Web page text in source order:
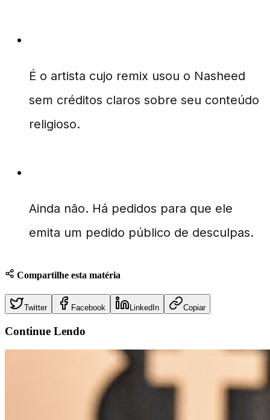
É o artista cujo remix usou o Nasheed
sem créditos claros sobre seu conteúdo
religioso.
Ainda não. Há pedidos para que ele
emita um pedido público de desculpas.
Compartilhe esta matéria
Twitter Facebook LinkedIn Copiar
Continue Lendo